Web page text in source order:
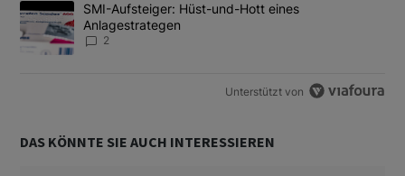
Ein Trendartikel mit dem Titel "SMI-Aufsteiger: Hüst-und-Hott
SMI-Aufsteiger: Hüst-und-Hott eines
Anlagestrategen
2
Unterstützt von
DAS KÖNNTE SIE AUCH INTERESSIEREN